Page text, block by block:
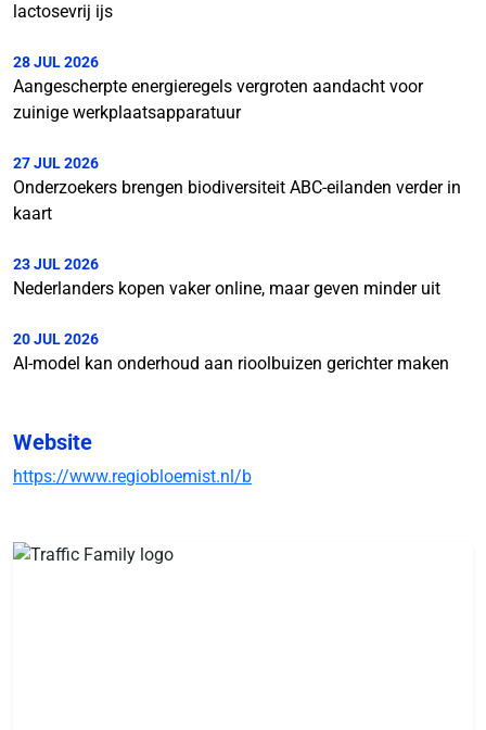
lactosevrij ijs
28 JUL 2026
Aangescherpte energieregels vergroten aandacht voor
zuinige werkplaatsapparatuur
27 JUL 2026
Onderzoekers brengen biodiversiteit ABC-eilanden verder in
kaart
23 JUL 2026
Nederlanders kopen vaker online, maar geven minder uit
20 JUL 2026
AI-model kan onderhoud aan rioolbuizen gerichter maken
Website
https://www.regiobloemist.nl/b